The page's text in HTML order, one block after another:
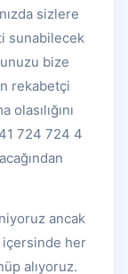
sizlere
sunabilecek
bize
rekabetçi
olasılığını
724 724 4
ancak
içersinde her
alıyoruz.